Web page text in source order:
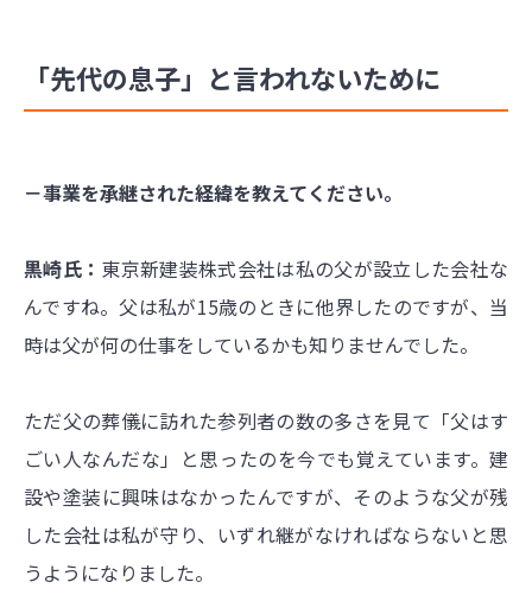
「先代の息子」と言われないために
－事業を承継された経緯を教えてください。
黒崎氏： 東京新建装株式会社は私の父が設立した会社な
んですね。父は私が15歳のときに他界したのですが、当
時は父が何の仕事をしているかも知りませんでした。
ただ父の葬儀に訪れた参列者の数の多さを見て「父はす
ごい人なんだな」と思ったのを今でも覚えています。建
設や塗装に興味はなかったんですが、そのような父が残
した会社は私が守り、いずれ継がなければならないと思
うようになりました。